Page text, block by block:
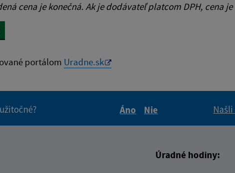
cena je konečná. Ak je dodávateľ platcom DPH, cena
portálom Uradne.sk
Áno
Nie
Úradné hodiny: